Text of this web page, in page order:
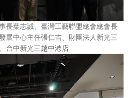
長葉志誠、臺灣工藝聯盟總會總會長
展中心主任張仁吉、財團法人新光三
台中新光三越中港店